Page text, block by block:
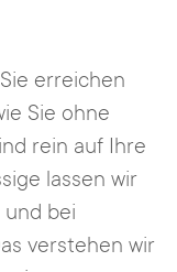
erreichen
Sie ohne
rein auf Ihre
lassen wir
und bei
verstehen wir